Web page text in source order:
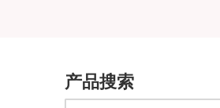
产品搜索